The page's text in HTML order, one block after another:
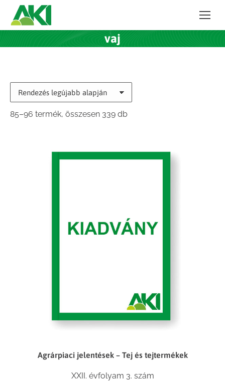
vaj
85–96 termék, összesen 339 dbSorted
Agrárpiaci jelentések – Tej és tejtermékek
XXII. évfolyam 3. szám